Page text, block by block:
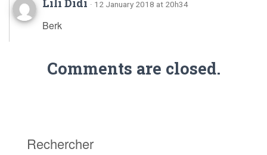
Lili Didi · 12 January 2018 at 20h34
Berk
Comments are closed.
Rechercher